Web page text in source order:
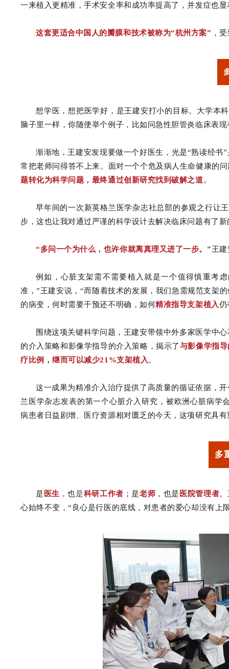
一来植入更精准，手术安全率和成功率提高了，并发症也
这套更适合中国人的瓣膜和技术被称为“杭州方案” ，
想学医，想把医学好，是王建安打小的目标。大学本
脑子里一样，你随便举个例子，比如问急性胆管炎临床表
渐渐地，王建安发现要做一个好医生，光是“熟读经
常把老师问得答不上来。面对一个个危及病人生命健康的
题转化为科学问题，最终通过创新研究找到破解之道。
早年间的一次新英格兰医学杂志社总部的参观之行让
步，这也让我对通过严谨的科学设计去解决临床问题有了新
“多问一个为什么，也许你就离真理又进了一步。”王
例如，心脏支架需不需要植入就是一个值得慎重考
准，”王建安说，“而随着技术的发展，我们急需规范支架
的病变，何时需要干预还不明确，如何精准指导支架植入仍
围绕这项关键科学问题，王建安带领中外多家医学中
的介入策略和影像学指导的介入策略，揭示了与影像学指
疗比例，继而可以减少21%支架植入 。
这一成果为精准介入治疗提供了高质量的循证依据，
兰医学杂志发表的第一个心脏介入研究，被欧洲心脏病学
病患者日益剧增、医疗资源相对匮乏的今天，这项研究具
多
是 医生 ，也是科研工作者 ；是老师 ，也是 医院管理者
心始终不变，“良心是行医的底线，对患者的爱心却没有上